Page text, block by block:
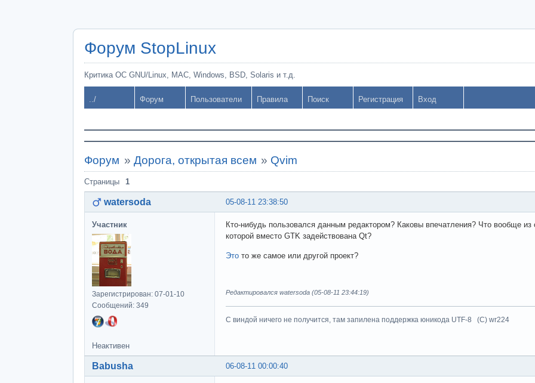
Форум StopLinux
Критика ОС GNU/Linux, MAC, Windows, BSD, Solaris и т.д.
../ Форум Пользователи Правила Поиск Регистрация Вход
Форум » Дорога, открытая всем » Qvim
Страницы 1
05-08-11 23:38:50
watersoda
Участник
Зарегистрирован: 07-01-10
Сообщений: 349
Кто-нибудь пользовался данным редактором? Каковы впечатления? Что вообще
которой вместо GTK задействована Qt?
Это то же самое или другой проект?
Редактировался watersoda (05-08-11 23:44:19)
С виндой ничего не получится, там запилена поддержка юникода UTF-8 (C) wr224
Неактивен
06-08-11 00:00:40
Babusha